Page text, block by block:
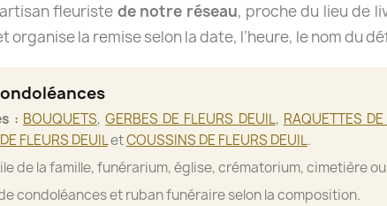
fleuriste de notre réseau, proche du lieu de
la remise selon la date, l’heure, le nom du
: BOUQUETS,GERBES DE FLEURS DEUIL, RAQUETTES
FLEURS DEUILetCOUSSINS DE FLEURS DEUIL.
de la famille, funérarium, église, crématorium, cimetière
condoléances et ruban funéraire selon la composition.